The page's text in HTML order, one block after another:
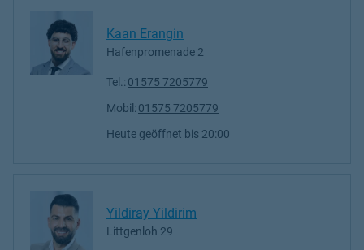
Kaan Erangin
Hafenpromenade 2
Tel.: 01575 7205779
Mobil: 01575 7205779
Heute geöffnet bis 20:00
Yildiray Yildirim
Littgenloh 29